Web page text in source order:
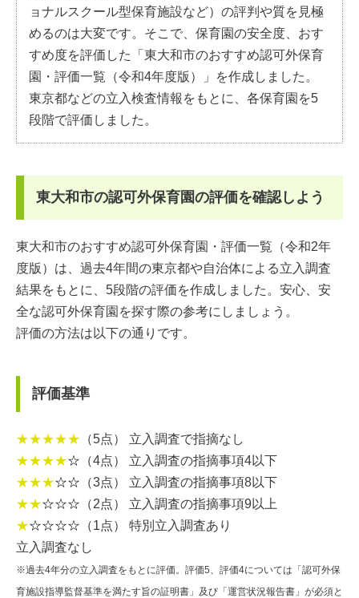
ョナルスクール型保育施設など）の評判や質を見極
めるのは大変です。そこで、保育園の安全度、おす
すめ度を評価した「東大和市のおすすめ認可外保育
園・評価一覧（令和4年度版）」を作成しました。
東京都などの立入検査情報をもとに、各保育園を5
段階で評価しました。
東大和市の認可外保育園の評価を確認しよう
東大和市のおすすめ認可外保育園・評価一覧（令和2年
度版）は、過去4年間の東京都や自治体による立入調査
結果をもとに、5段階の評価を作成しました。安心、安
全な認可外保育園を探す際の参考にしましょう。
評価の方法は以下の通りです。
評価基準
★★★★★ （5点） 立入調査で指摘なし
★★★★☆ （4点） 立入調査の指摘事項4以下
★★★☆☆ （3点） 立入調査の指摘事項8以下
★★☆☆☆ （2点） 立入調査の指摘事項9以上
★☆☆☆☆ （1点） 特別立入調査あり
立入調査なし
※過去4年分の立入調査をもとに評価。評価5、評価4については「認可外保
育施設指導監督基準を満たす旨の証明書」及び「運営状況報告書」が必須と